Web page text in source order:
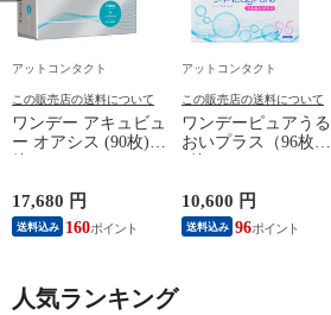
アットコンタクト
この販売店の送料について
ワンデー アキュビュ
ー オアシス (90枚) 2
17,680 円
送料込み 160
アットコンタクト
この販売店の送料について
ワンデーピュアうる
おいプラス（96枚）
10,600 円
送料込み 96
人気ランキング